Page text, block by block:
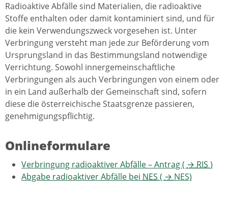
Radioaktive Abfälle sind Materialien, die radioaktive
Stoffe enthalten oder damit kontaminiert sind, und für
die kein Verwendungszweck vorgesehen ist. Unter
Verbringung versteht man jede zur Beförderung vom
Ursprungsland in das Bestimmungsland notwendige
Verrichtung. Sowohl innergemeinschaftliche
Verbringungen als auch Verbringungen von einem oder
in ein Land außerhalb der Gemeinschaft sind, sofern
diese die österreichische Staatsgrenze passieren,
genehmigungspflichtig.
Onlineformulare
Verbringung radioaktiver Abfälle – Antrag ( → RIS )
Abgabe radioaktiver Abfälle bei NES ( → NES)